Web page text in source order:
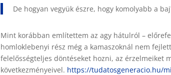
De hogyan vegyük észre, hogy komolyabb a
Mint korábban említettem az agy hátulról –
homloklebenyi rész még a kamaszoknál nem
felelősségteljes döntéseket hozni, az érzelmeiket
következményeivel. https://tudatosgeneracio.hu/